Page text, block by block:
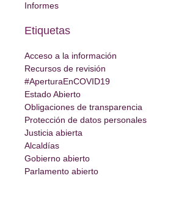
Informes
Etiquetas
Acceso a la información
Recursos de revisión
#AperturaEnCOVID19
Estado Abierto
Obligaciones de transparencia
Protección de datos personales
Justicia abierta
Alcaldías
Gobierno abierto
Parlamento abierto